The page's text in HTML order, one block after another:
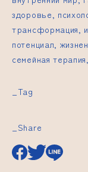
здоровье,
трансформация,
потенциал,
семейная
_Tag
_Share